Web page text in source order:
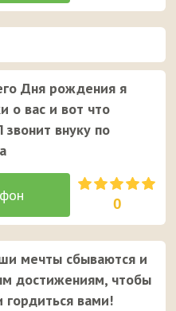
Дня рождения я
о вас и вот что
звонит внуку по
0
мечты сбываются и
достижениям, чтобы
гордиться вами!